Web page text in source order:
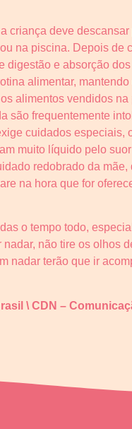
criança deve
na piscina. Depois
digestão e absorção
alimentar,
alimentos vendidos
são frequentemente
cuidados
muito líquido pelo
redobrado da
na hora que for
o tempo todo,
não tire os olhos
nadar terão que ir
\ CDN –